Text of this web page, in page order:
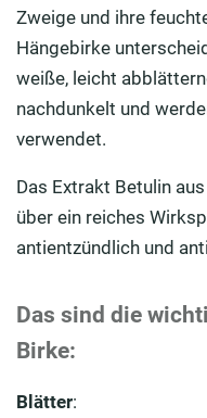
Zweige und ihre
Hängebirke
weiße, leicht
nachdunkelt und
verwendet.
Das Extrakt Betulin
über ein reiches
antientzündlich und
Das sind die
Birke:
Blätter: